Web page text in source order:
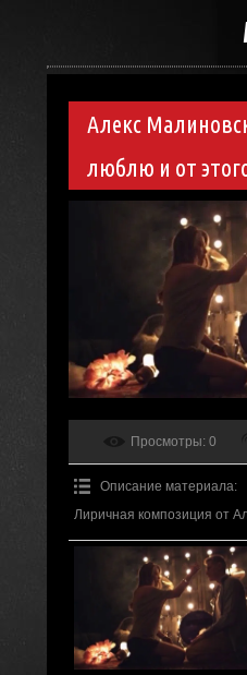
Алекс
люблю и от
Просмотры: 0
Описание материала:
Лиричная композиция от